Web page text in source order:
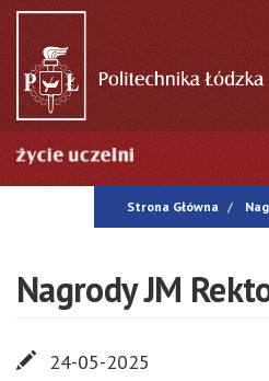
Przejdź
treści
Strona Główna
Nagrody JM
24-05-2025